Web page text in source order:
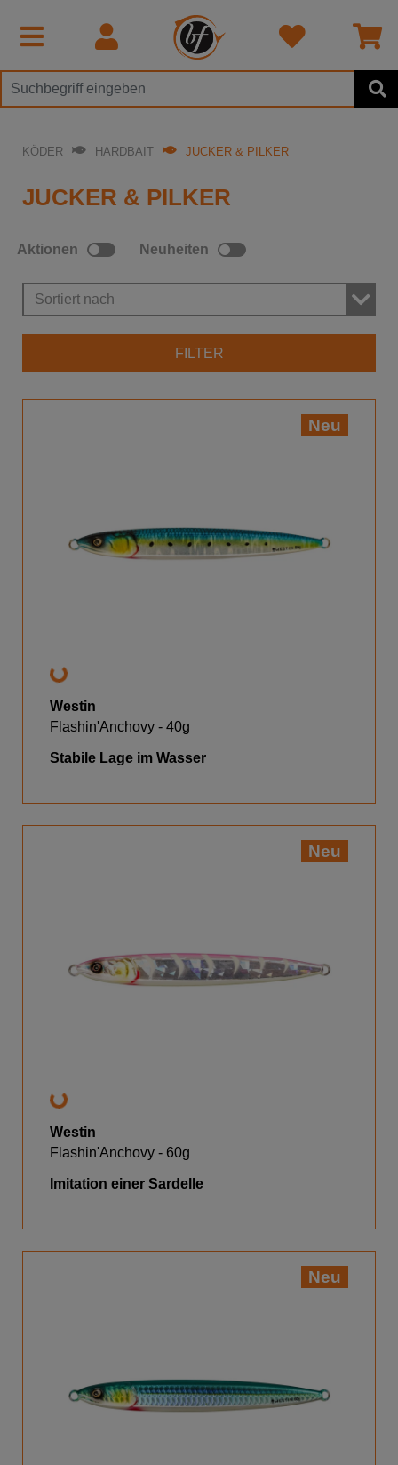
KÖDER HARDBAIT JUCKER & PILKER
JUCKER & PILKER
FILTER
Sortiert nach
Aktionen Neuheiten
Neu
Westin
Flashin'Anchovy - 40g
Stabile Lage im Wasser
Neu
Westin
Flashin'Anchovy - 60g
Imitation einer Sardelle
Neu